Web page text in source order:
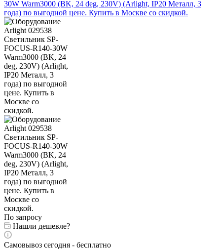
По запросу
Нашли дешевле?
Самовывоз сегодня - бесплатно